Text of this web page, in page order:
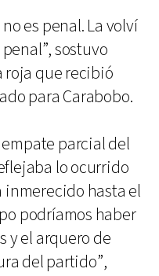
es penal. La volví
sostuvo
roja que recibió
para Carabobo.
parcial del
lo ocurrido
inmerecido hasta el
podríamos haber
y el arquero de
del partido”,